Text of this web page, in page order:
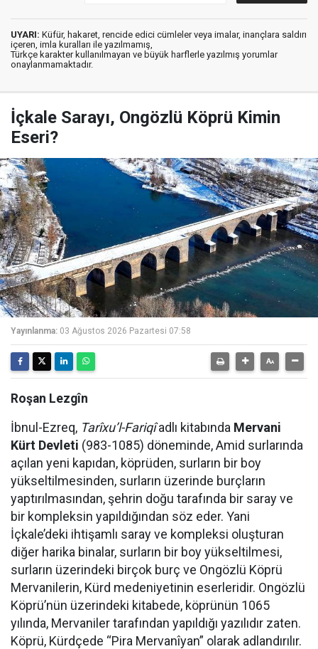
UYARI: Küfür, hakaret, rencide edici cümleler veya imalar, inançlara saldırı
içeren, imla kuralları ile yazılmamış,
Türkçe karakter kullanılmayan ve büyük harflerle yazılmış yorumlar
onaylanmamaktadır.
İçkale Sarayı, Ongözlü Köprü Kimin
Eseri?
Yayınlanma: 03 Ağustos 2026 Pazartesi 07:58
Roşan Lezgîn
İbnul-Ezreq, Tarîxu’l-Fariqîadlı kitabında Mervani
Kürt Devleti (983-1085) döneminde, Amid surlarında
açılan yeni kapıdan, köprüden, surların bir boy
yükseltilmesinden, surların üzerinde burçların
yaptırılmasından, şehrin doğu tarafında bir saray ve
bir kompleksin yapıldığından söz eder. Yani
İçkale’deki ihtişamlı saray ve kompleksi oluşturan
diğer harika binalar, surların bir boy yükseltilmesi,
surların üzerindeki birçok burç ve Ongözlü Köprü
Mervanilerin, Kürd medeniyetinin eserleridir. Ongözlü
Köprü’nün üzerindeki kitabede, köprünün 1065
yılında, Mervaniler tarafından yapıldığı yazılıdır zaten.
Köprü, Kürdçede “Pira Mervanîyan” olarak adlandırılır.